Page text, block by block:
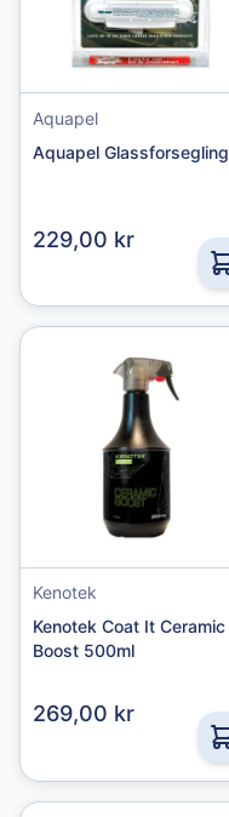
Aquapel
Aquapel Glassforsegling
229,00 kr
Kenotek
Kenotek Coat It Ceramic
Boost 500ml
269,00 kr